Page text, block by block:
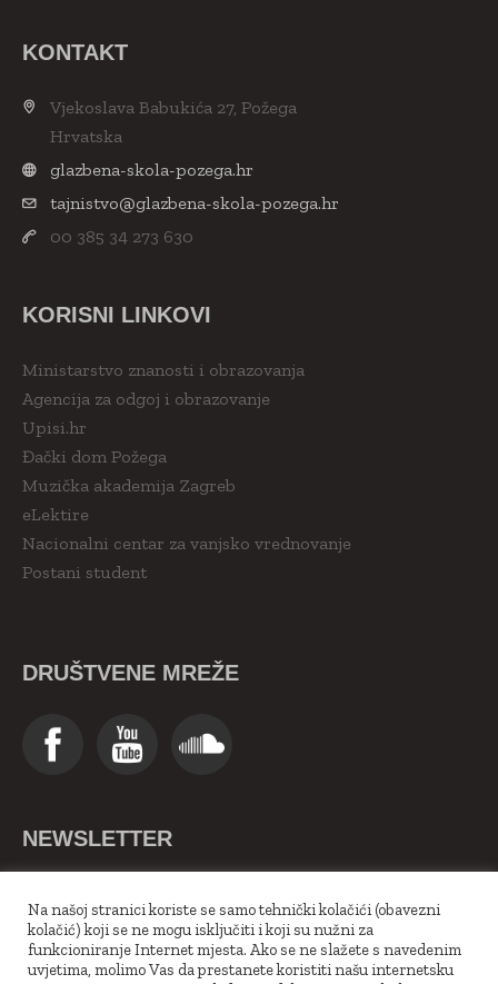
KONTAKT
Vjekoslava Babukića 27, Požega
Hrvatska
glazbena-skola-pozega.hr
tajnistvo@glazbena-skola-pozega.hr
00 385 34 273 630
KORISNI LINKOVI
Ministarstvo znanosti i obrazovanja
Agencija za odgoj i obrazovanje
Upisi.hr
Đački dom Požega
Muzička akademija Zagreb
eLektire
Nacionalni centar za vanjsko vrednovanje
Postani student
DRUŠTVENE MREŽE
NEWSLETTER
Na našoj stranici koriste se samo tehnički kolačići (obavezni
kolačić) koji se ne mogu isključiti i koji su nužni za
funkcioniranje Internet mjesta. Ako se ne slažete s navedenim
uvjetima, molimo Vas da prestanete koristiti našu internetsku